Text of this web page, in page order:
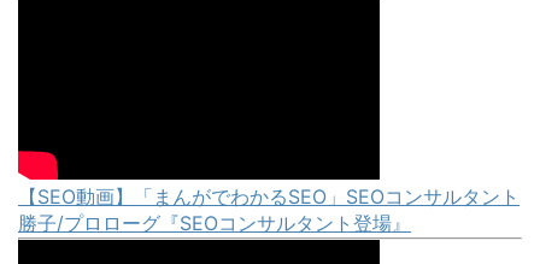
【SEO動画】「まんがでわかるSEO」SEOコンサルタント
勝子/プロローグ『SEOコンサルタント登場』